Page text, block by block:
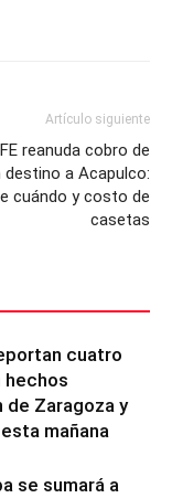
Artículo siguiente
reanuda cobro de
destino a Acapulco:
cuándo y costo de
casetas
cuatro
hechos
Zaragoza y
mañana
se sumará a